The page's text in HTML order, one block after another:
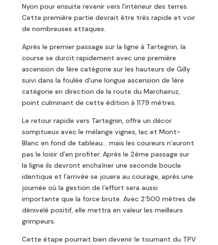
Nyon pour ensuite revenir vers l’intérieur des terres.
Cette première partie devrait être très rapide et voir
de nombreuses attaques.
Après le premier passage sur la ligne à Tartegnin, la
course se durcit rapidement avec une première
ascension de 1ère catégorie sur les hauteurs de Gilly
suivi dans la foulée d’une longue ascension de 1ère
catégorie en direction de la route du Marchairuz,
point culminant de cette édition à 1179 mètres.
Le retour rapide vers Tartegnin, offre un décor
somptueux avec le mélange vignes, lac et Mont-
Blanc en fond de tableau… mais les coureurs n’auront
pas le loisir d’en profiter. Après le 2ème passage sur
la ligne ils devront enchaîner une seconde boucle
identique et l’arrivée se jouera au courage, après une
journée où la gestion de l’effort sera aussi
importante que la force brute. Avec 2’500 mètres de
dénivelé positif, elle mettra en valeur les meilleurs
grimpeurs.
Cette étape pourrait bien devenir le tournant du TPV